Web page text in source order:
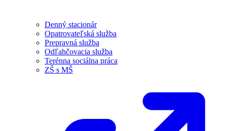
Denný stacionár
Opatrovateľská služba
Prepravná služba
Odľahčovacia služba
Terénna sociálna práca
ZŠ s MŠ